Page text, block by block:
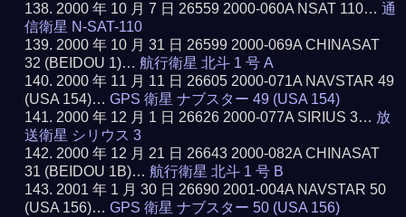
2000 年 10 月 7 日 26559 2000-060A NSAT 110…通
信衛星 N-SAT-110
2000 年 10 月 31 日 26599 2000-069A CHINASAT
32 (BEIDOU 1)…航行衛星 北斗 1 号 A
2000 年 11 月 11 日 26605 2000-071A NAVSTAR 49
(USA 154)…GPS 衛星 ナブスター 49 (USA 154)
2000 年 12 月 1 日 26626 2000-077A SIRIUS 3… 放
送衛星 シリウス 3
2000 年 12 月 21 日 26643 2000-082A CHINASAT
31 (BEIDOU 1B)…航行衛星 北斗 1 号 B
2001 年 1 月 30 日 26690 2001-004A NAVSTAR 50
(USA 156)…GPS 衛星 ナブスター 50 (USA 156)